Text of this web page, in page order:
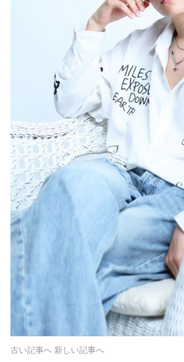
古い記事へ 新しい記事へ